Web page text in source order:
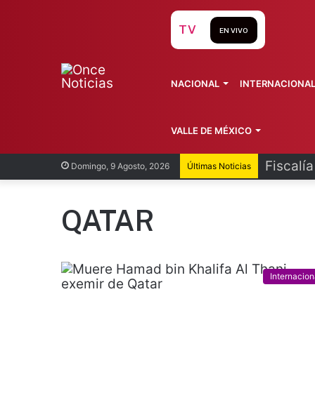
Domingo, 9 Agosto, 2026 Últimas Noticias
TV EN VIVO
NACIONAL INTERNACIONAL
VALLE DE MÉXICO
QATAR